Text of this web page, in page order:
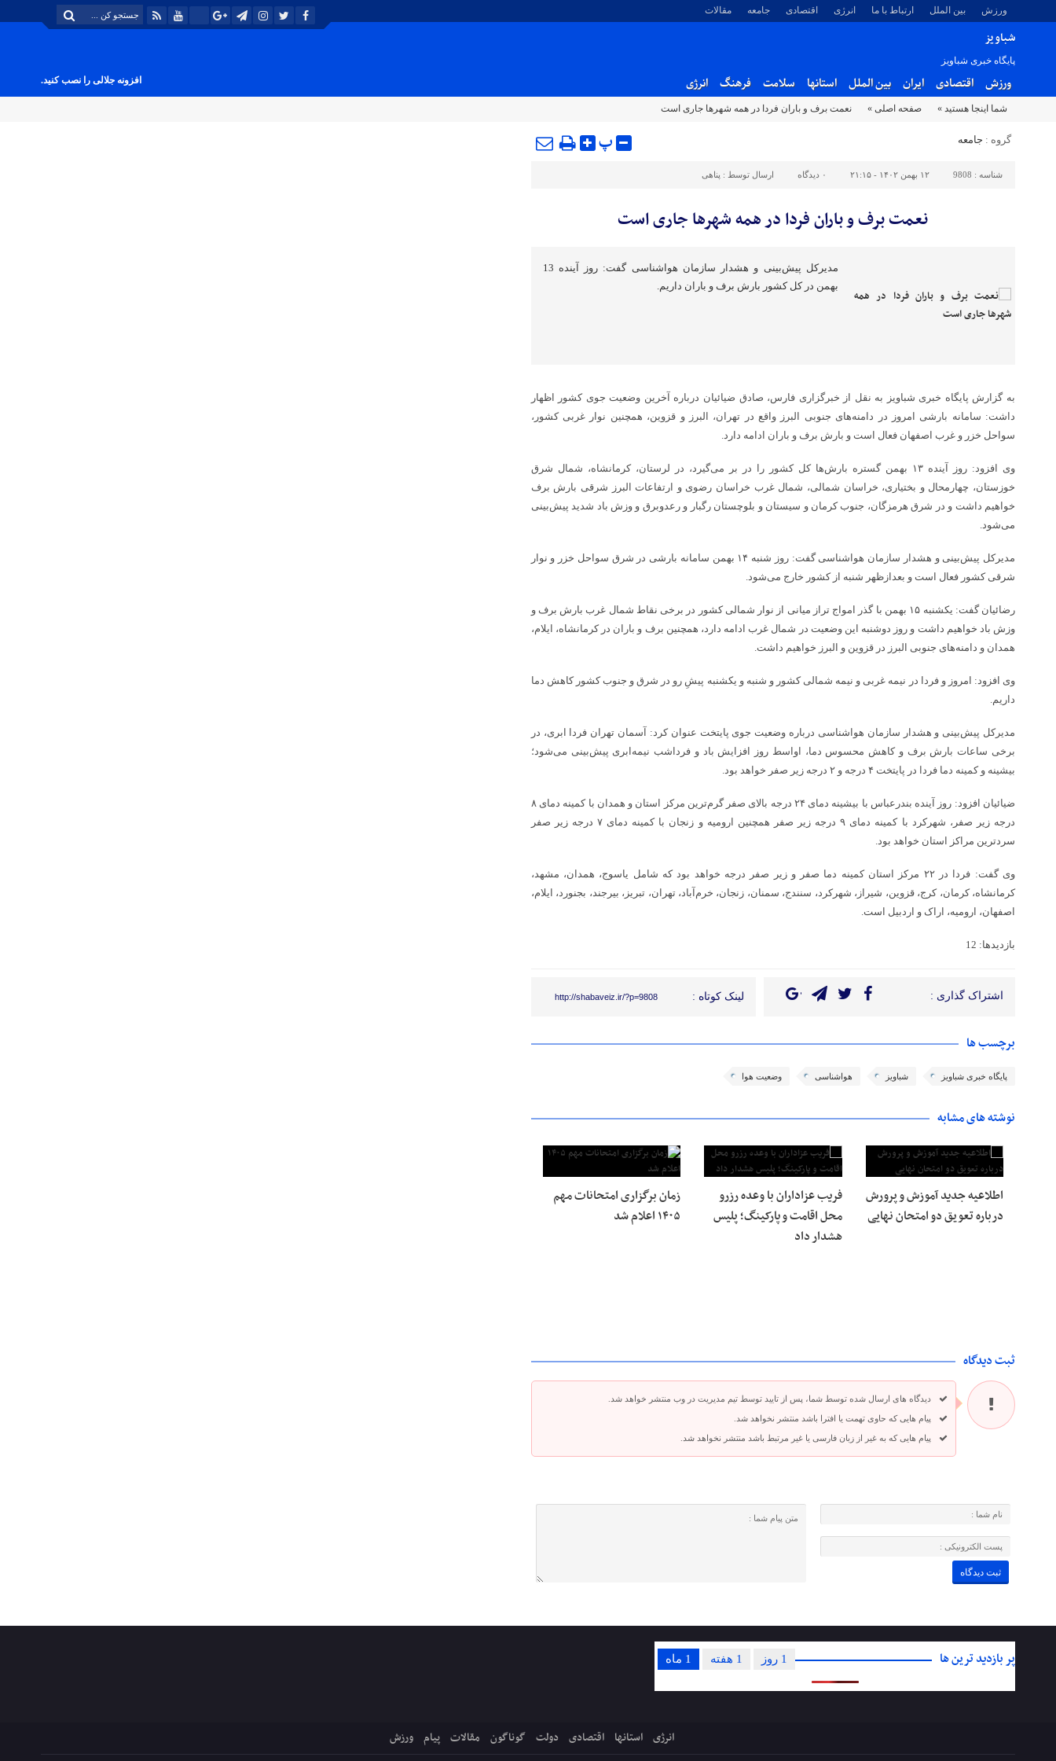
ورزش بین الملل ارتباط با ما انرژی اقتصادی جامعه مقالات
شباویز
پایگاه خبری شباویز
ورزش اقتصادی ایران بین الملل استانها سلامت فرهنگ انرژی افزونه جلالی را نصب کنید.
شما اینجا هستید » صفحه اصلی » ‌نعمت برف و باران فردا در همه شهرها جاری است
گروه : جامعه پ
شناسه : 9808 ۱۲ بهمن ۱۴۰۲ - ۲۱:۱۵ ۰ دیدگاه ارسال توسط : پناهی
‌نعمت برف و باران فردا در همه شهرها جاری است
مدیرکل پیش‌بینی و هشدار سازمان هواشناسی گفت: روز آینده 13
بهمن در کل کشور بارش برف و باران داریم.
به گزارش پایگاه خبری شباویز به نقل از خبرگزاری فارس، صادق ضیائیان درباره آخرین وضعیت جوی کشور اظهار
داشت: سامانه بارشی امروز در دامنه‌های جنوبی البرز واقع در تهران، البرز و قزوین، همچنین نوار غربی کشور،
سواحل خزر و غرب اصفهان فعال است و بارش برف و باران ادامه دارد.
وی افزود: روز آینده ۱۳ بهمن گستره بارش‌ها کل کشور را در بر می‌گیرد، در لرستان، کرمانشاه، شمال شرق
خوزستان، چهارمحال و بختیاری، خراسان شمالی، شمال غرب خراسان رضوی و ارتفاعات البرز شرقی بارش برف
خواهیم داشت و در شرق هرمزگان، جنوب کرمان و سیستان و بلوچستان رگبار و رعدوبرق و وزش باد شدید پیش‌بینی
می‌شود.
مدیرکل پیش‌بینی و هشدار سازمان هواشناسی گفت: روز شنبه ۱۴ بهمن سامانه بارشی در شرق سواحل خزر و نوار
شرقی کشور فعال است و بعدازظهر شنبه از کشور خارج می‌شود.
رضائیان گفت: یکشنبه ۱۵ بهمن با گذر امواج تراز میانی از نوار شمالی کشور در برخی نقاط شمال غرب بارش برف و
وزش باد خواهیم داشت و روز دوشنبه این وضعیت در شمال غرب ادامه دارد، همچنین برف و باران در کرمانشاه، ایلام،
همدان و دامنه‌های جنوبی البرز در قزوین و البرز خواهیم داشت.
وی افزود: امروز و فردا در نیمه غربی و نیمه شمالی کشور و شنبه و یکشنبه پیش‌ِ رو در شرق و جنوب کشور کاهش دما
داریم.
مدیرکل پیش‌بینی و هشدار سازمان هواشناسی درباره وضعیت جوی پایتخت عنوان کرد: آسمان تهران فردا ابری، در
برخی ساعات بارش برف و کاهش محسوس دما، اواسط روز افزایش باد و فرداشب نیمه‌ابری پیش‌بینی می‌شود؛
بیشینه و کمینه دما فردا در پایتخت ۴ درجه و ۲ درجه زیر صفر خواهد بود.
ضیائیان افزود: روز آینده بندرعباس با بیشینه دمای ۲۴ درجه بالای صفر گرم‌ترین مرکز استان و همدان با کمینه دمای ۸
درجه زیر صفر، شهرکرد با کمینه دمای ۹ درجه زیر صفر همچنین ارومیه و زنجان با کمینه دمای ۷ درجه زیر صفر
سردترین مراکز استان خواهد بود.
وی گفت: فردا در ۲۲ مرکز استان کمینه دما صفر و زیر صفر درجه خواهد بود که شامل یاسوج، همدان، مشهد،
کرمانشاه، کرمان، کرج، قزوین، شیراز، شهرکرد، سنندج، سمنان، زنجان، خرم‌آباد، تهران، تبریز، بیرجند، بجنورد، ایلام،
اصفهان، ارومیه، اراک و اردبیل است.
بازدیدها: 12
اشتراک گذاری : لینک کوتاه : http://shabaveiz.ir/?p=9808
برچسب ها
پایگاه خبری شباویز شباویز هواشناسی وضعیت هوا
نوشته های مشابه
اطلاعیه جدید آموزش و پرورش
درباره تعویق دو امتحان نهایی
فریب عزاداران با وعده رزرو
محل اقامت و پارکینگ؛ پلیس
هشدار داد
زمان برگزاری امتحانات مهم
۱۴۰۵ اعلام شد
ثبت دیدگاه
دیدگاه های ارسال شده توسط شما، پس از تایید توسط تیم مدیریت در وب منتشر خواهد شد.
پیام هایی که حاوی تهمت یا افترا باشد منتشر نخواهد شد.
پیام هایی که به غیر از زبان فارسی یا غیر مرتبط باشد منتشر نخواهد شد.
پر بازدید ترین ها 1 ماه 1 هفته 1 روز
انرژی استانها اقتصادی دولت گوناگون مقالات پیام ورزش